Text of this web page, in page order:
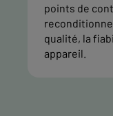
points de
qualité, la
appareil.